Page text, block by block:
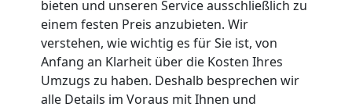
bieten und unseren Service ausschließlich zu
einem festen Preis anzubieten. Wir
verstehen, wie wichtig es für Sie ist, von
Anfang an Klarheit über die Kosten Ihres
Umzugs zu haben. Deshalb besprechen wir
alle Details im Voraus mit Ihnen und
Tragehilfe
Feldkirch